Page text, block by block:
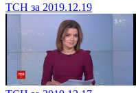
ТСН за 2019.12.19